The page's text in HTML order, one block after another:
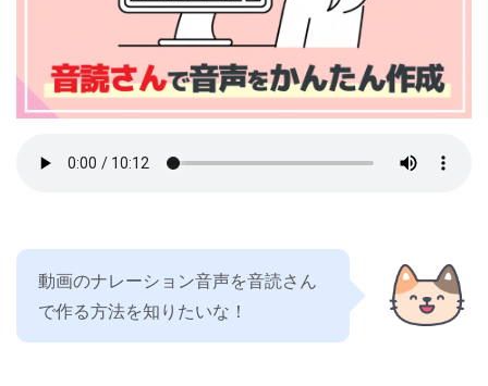
動画のナレーション音声を音読さん
で作る方法を知りたいな！